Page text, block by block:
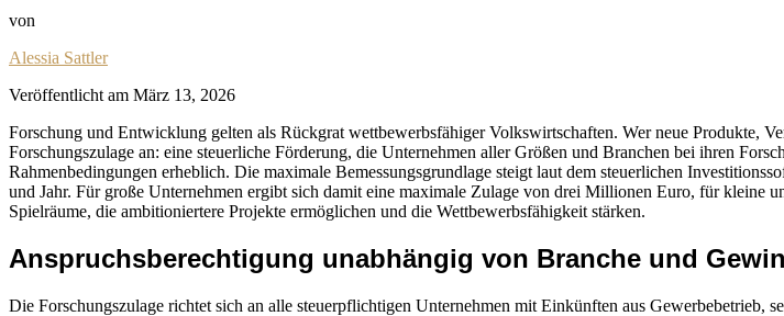
von
Alessia Sattler
Veröffentlicht am März 13, 2026
Forschung und Entwicklung gelten als Rückgrat wettbewerbsfähiger Volkswirtschaften. Wer neue Produkte,
Forschungszulage an: eine steuerliche Förderung, die Unternehmen aller Größen und Branchen bei ihren
Rahmenbedingungen erheblich. Die maximale Bemessungsgrundlage steigt laut dem steuerlichen
und Jahr. Für große Unternehmen ergibt sich damit eine maximale Zulage von drei Millionen Euro, für
Spielräume, die ambitioniertere Projekte ermöglichen und die Wettbewerbsfähigkeit stärken.
Anspruchsberechtigung unabhängig von Branche und
Die Forschungszulage richtet sich an alle steuerpflichtigen Unternehmen mit Einkünften aus